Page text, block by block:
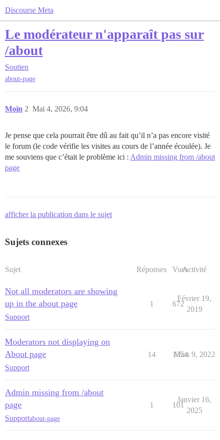
Discourse Meta
Le modérateur n'apparaît pas sur
/about
Soutien
about-page
Moin Mai 4, 2026, 9:04
2
Je pense que cela pourrait être dû au fait qu’il n’a pas encore visité
le forum (le code vérifie les visites au cours de l’année écoulée). Je
me souviens que c’était le problème ici : Admin missing from /about
page
afficher la publication dans le sujet
Sujets connexes
Sujet Réponses VuesActivité
Not all moderators are showing
up in the about page
Support
1 672
Février 19,
2019
Moderators not displaying on
About page
Support
14 1354
Mars 9, 2022
Admin missing from /about
page
Supportabout-page
1 101
Janvier 16,
2025